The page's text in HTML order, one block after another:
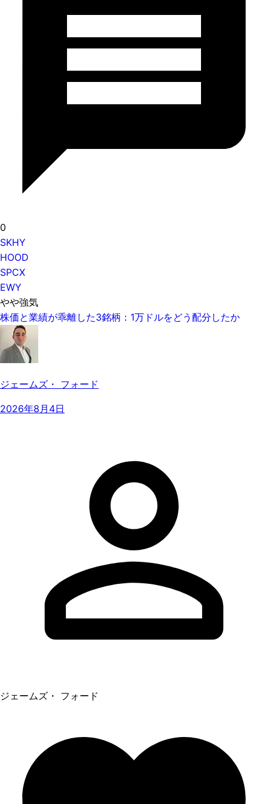
0
SKHY
HOOD
SPCX
EWY
やや強気
株価と業績が乖離した3銘柄：1万ドルをどう配分したか
ジェームズ・ フォード
2026年8月4日
ジェームズ・ フォード